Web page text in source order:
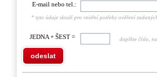
E-mail nebo tel.:
* tyto údaje slouží pro vnitřní potřeby ověření
JEDNA + ŠEST = doplňte číslo,
odeslat